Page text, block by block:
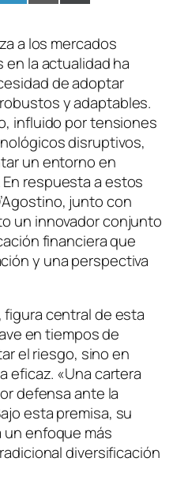
en en en
(Twitter)
a los mercados
la actualidad ha
de adoptar
y adaptables.
influido por tensiones
disruptivos,
un entorno en
respuesta a estos
junto con
un innovador conjunto
financiera que
y una perspectiva
figura central de esta
en tiempos de
el riesgo, sino en
eficaz. «Una cartera
defensa ante la
esta premisa, su
enfoque más
diversificación